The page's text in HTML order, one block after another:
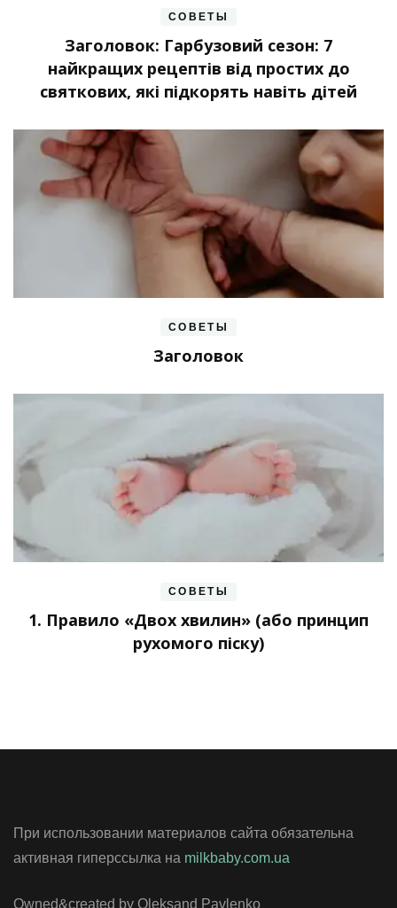
СОВЕТЫ
Заголовок: Гарбузовий сезон: 7
найкращих рецептів від простих до
святкових, які підкорять навіть дітей
СОВЕТЫ
Заголовок
СОВЕТЫ
1. Правило «Двох хвилин» (або принцип
рухомого піску)
При использовании материалов сайта обязательна
активная гиперссылка на milkbaby.com.ua
Owned&created by Oleksand Pavlenko